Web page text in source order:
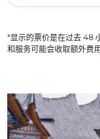
*显示的票价是在过去 48
和服务可能会收取额外费用